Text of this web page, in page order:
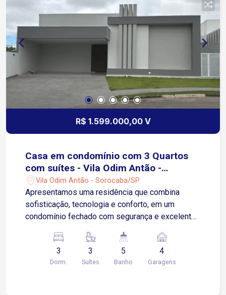
R$ 1.599.000,00 V
Casa em condomínio com 3 Quartos
com suítes - Vila Odim Antão -
Sorocaba/SP
Vila Odim Antão - Sorocaba/SP
Apresentamos uma residência que combina
sofisticação, tecnologia e conforto, em um
condomínio fechado com segurança e excelente
construída em um terreno de 370 m², o imóvel foi
projetado para oferecer uma experiência
completa de moradia, unindo amplitude,
3
Dorm.
3
Suítes
5
Banho
4
Garagens